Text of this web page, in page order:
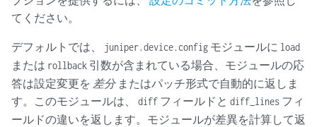
てください。
デフォルトでは、 juniper.device.config モジュールに load
または rollback 引数が含まれている場合、モジュールの応
答は設定変更を 差分またはパッチ形式で自動的に返しま
す。このモジュールは、 diff フィールドと diff_lines フィ
ールドの違いを返します。モジュールが差異を計算して返